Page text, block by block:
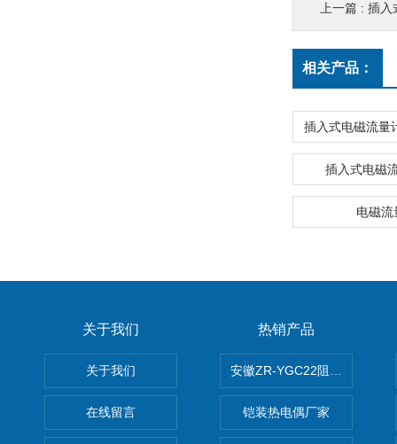
上一篇 : 插入
相关产品：
插入式电磁
电磁流
关于我们
关于我们
在线留言
热销产品
安徽ZR-YGC22阻燃硅橡胶电
铠装热电偶厂家